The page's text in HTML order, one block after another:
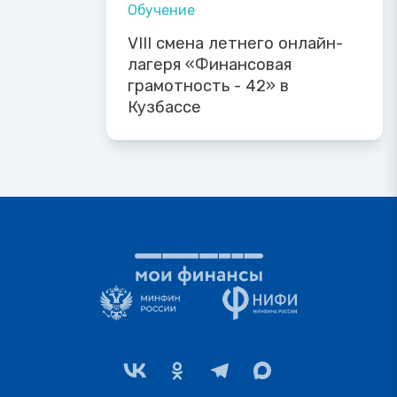
Обучение
VIII смена летнего онлайн-
лагеря «Финансовая
грамотность - 42» в
Кузбассе